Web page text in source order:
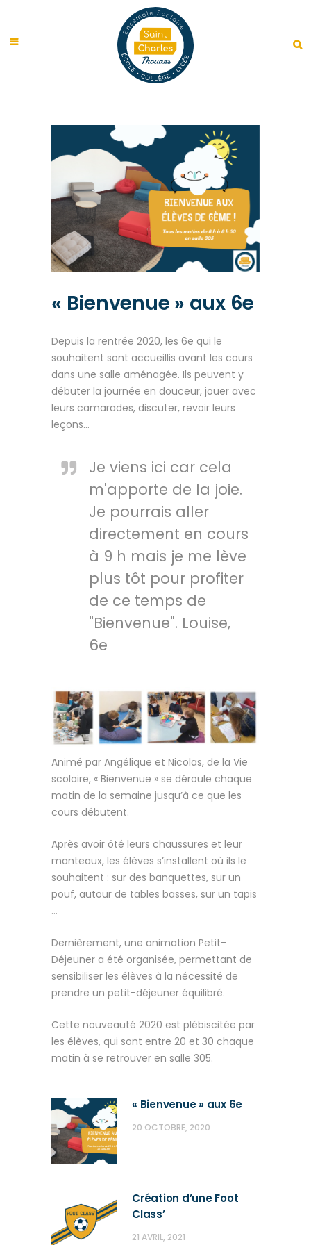
« Bienvenue » aux 6e
Depuis la rentrée 2020, les 6e qui le
souhaitent sont accueillis avant les cours
dans une salle aménagée. Ils peuvent y
débuter la journée en douceur, jouer avec
leurs camarades, discuter, revoir leurs
leçons…
Je viens ici car cela
m'apporte de la joie.
Je pourrais aller
directement en cours
à 9 h mais je me lève
plus tôt pour profiter
de ce temps de
"Bienvenue". Louise,
6e
Animé par Angélique et Nicolas, de la Vie
scolaire, « Bienvenue » se déroule chaque
matin de la semaine jusqu’à ce que les
cours débutent.
Après avoir ôté leurs chaussures et leur
manteaux, les élèves s’installent où ils le
souhaitent : sur des banquettes, sur un
pouf, autour de tables basses, sur un tapis
…
Dernièrement, une animation Petit-
Déjeuner a été organisée, permettant de
sensibiliser les élèves à la nécessité de
prendre un petit-déjeuner équilibré.
Cette nouveauté 2020 est plébiscitée par
les élèves, qui sont entre 20 et 30 chaque
matin à se retrouver en salle 305.
« Bienvenue » aux 6e
20 OCTOBRE, 2020
Création d’une Foot
Class’
21 AVRIL, 2021